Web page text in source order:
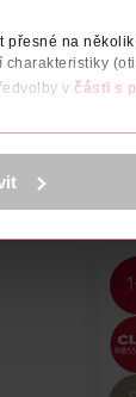
přesné na několik
v části s
analýze